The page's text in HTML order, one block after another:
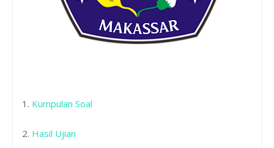
1. Kumpulan Soal
2. Hasil Ujian